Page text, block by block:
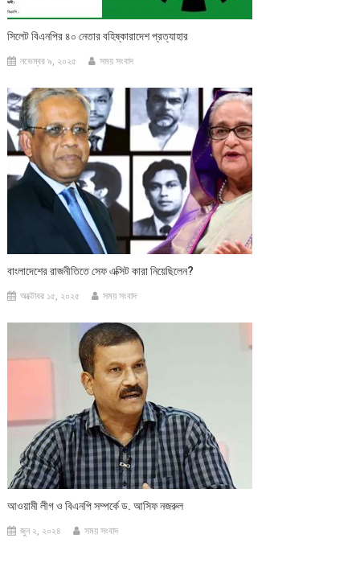
সিলেট বিএনপির ৪০ নেতার বহিষ্কারাদেশ প্রত্যাহার
নভেম্বর ৯, ২০২৫ সময় সংবাদ
বাংলাদেশের রাজনীতিতে সেফ এক্সিট কারা নিয়েছিলেন?
অক্টোবর ১৫, ২০২৫ সময় সংবাদ
আওয়ামী লীগ ও বিএনপি সম্পর্কে ড. আসিফ নজরুল
জুন ২, ২০২৪ সময় সংবাদ